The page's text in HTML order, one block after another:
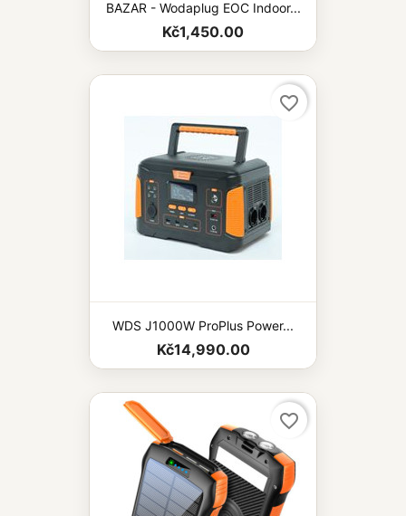
BAZAR - Wodaplug EOC Indoor...
Kč1,450.00
WDS J1000W ProPlus Power...
Kč14,990.00
favorite_border
favorite_border